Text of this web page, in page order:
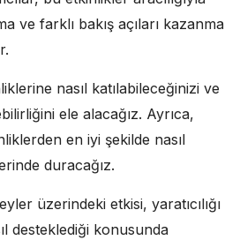
ve farklı bakış açıları kazanma
nasıl katılabileceğinizi ve
ele alacağız. Ayrıca,
en iyi şekilde nasıl
duracağız.
üzerindeki etkisi, yaratıcılığı
desteklediği konusunda